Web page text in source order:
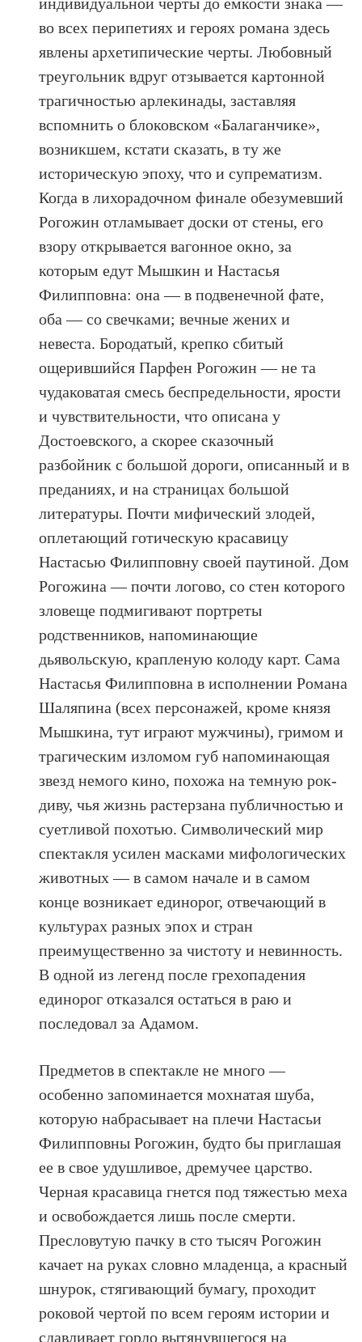
во всех перипетиях и героях романа здесь
явлены архетипические черты. Любовный
треугольник вдруг отзывается картонной
трагичностью арлекинады, заставляя
вспомнить о блоковском «Балаганчике»,
возникшем, кстати сказать, в ту же
историческую эпоху, что и супрематизм.
Когда в лихорадочном финале обезумевший
Рогожин отламывает доски от стены, его
взору открывается вагонное окно, за
которым едут Мышкин и Настасья
Филипповна: она — в подвенечной фате,
оба — со свечками; вечные жених и
невеста. Бородатый, крепко сбитый
ощерившийся Парфен Рогожин — не та
чудаковатая смесь беспредельности, ярости
и чувствительности, что описана у
Достоевского, а скорее сказочный
разбойник с большой дороги, описанный и в
преданиях, и на страницах большой
литературы. Почти мифический злодей,
оплетающий готическую красавицу
Настасью Филипповну своей паутиной. Дом
Рогожина — почти логово, со стен которого
зловеще подмигивают портреты
родственников, напоминающие
дьявольскую, крапленую колоду карт. Сама
Настасья Филипповна в исполнении Романа
Шаляпина (всех персонажей, кроме князя
Мышкина, тут играют мужчины), гримом и
трагическим изломом губ напоминающая
звезд немого кино, похожа на темную рок-
диву, чья жизнь растерзана публичностью и
суетливой похотью. Символический мир
спектакля усилен масками мифологических
животных — в самом начале и в самом
конце возникает единорог, отвечающий в
культурах разных эпох и стран
преимущественно за чистоту и невинность.
В одной из легенд после грехопадения
единорог отказался остаться в раю и
последовал за Адамом.
Предметов в спектакле не много —
особенно запоминается мохнатая шуба,
которую набрасывает на плечи Настасьи
Филипповны Рогожин, будто бы приглашая
ее в свое удушливое, дремучее царство.
Черная красавица гнется под тяжестью меха
и освобождается лишь после смерти.
Пресловутую пачку в сто тысяч Рогожин
качает на руках словно младенца, а красный
шнурок, стягивающий бумагу, проходит
роковой чертой по всем героям истории и
сдавливает горло вытянувшегося на